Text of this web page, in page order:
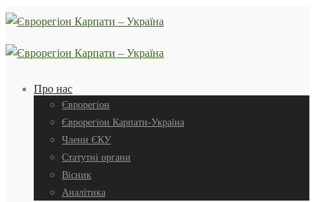
Про нас
Єврорегіон
Єврорегіон Карпати-Україна
Члени ЄКУ
Статутні органи
Вісник
Аналітика